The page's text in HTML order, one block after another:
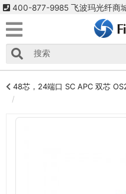
400-877-9985 飞波玛光纤商
48芯，24端口 SC APC 双芯